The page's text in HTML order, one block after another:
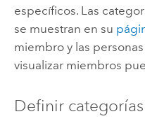
específicos. Las
se muestran en su
miembro y las
visualizar miembros
Definir categorías